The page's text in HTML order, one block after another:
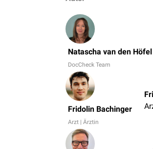
Natascha van den Höfel
DocCheck Team
Fridolin Bachinger
Arzt | Ärztin